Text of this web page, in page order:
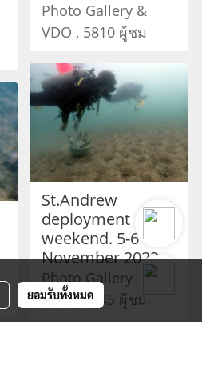
Photo Gallery &
VDO , 5810 ผู้ชม
St.Andrew
deployment
weekend. 5-6
November 2022
Photo Gallery &
VDO , 5445 ผู้ชม
ยอมรับทั้งหมด